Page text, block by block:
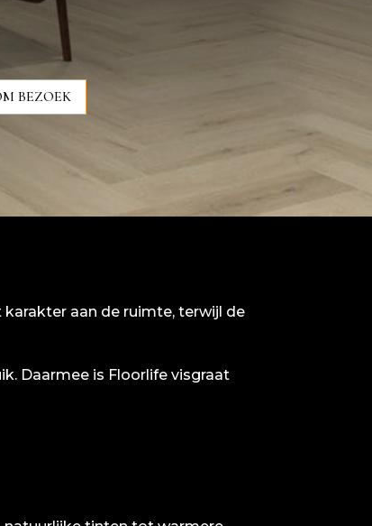
BEZOEK
aan de ruimte, terwijl de
Daarmee is Floorlife visgraat